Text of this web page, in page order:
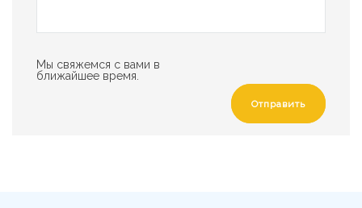
Мы свяжемся с вами в
ближайшее время.
Отправить